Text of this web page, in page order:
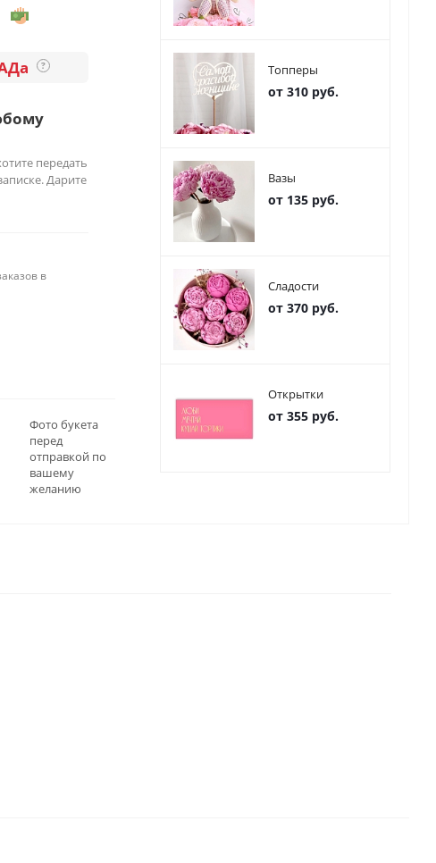
?
передать
Дарите
в
Фото букета
перед
отправкой по
вашему
желанию
Топперы
от 310 руб.
Вазы
от 135 руб.
Сладости
от 370 руб.
Открытки
от 355 руб.